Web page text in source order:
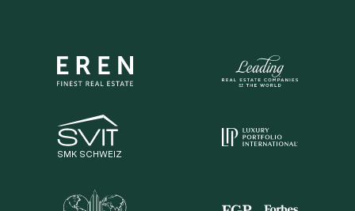
SMK SCHWEIZ